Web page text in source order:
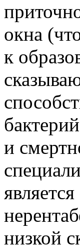
окна
к
и
низкой